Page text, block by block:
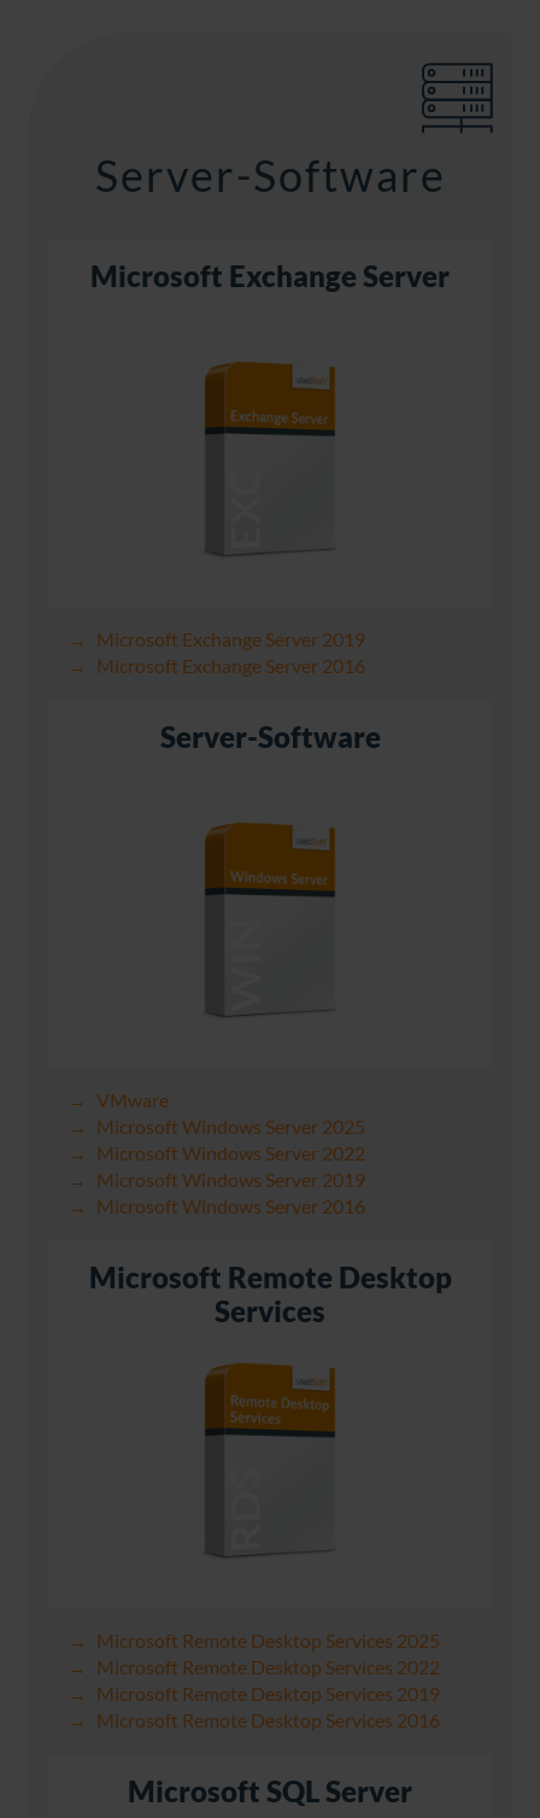
Server-Software
Microsoft Exchange Server
Microsoft Exchange Server 2019
Microsoft Exchange Server 2016
Server-Software
VMware
Microsoft Windows Server 2025
Microsoft Windows Server 2022
Microsoft Windows Server 2019
Microsoft Windows Server 2016
Microsoft Remote Desktop
Services
Microsoft Remote Desktop Services 2025
Microsoft Remote Desktop Services 2022
Microsoft Remote Desktop Services 2019
Microsoft Remote Desktop Services 2016
Microsoft SQL Server